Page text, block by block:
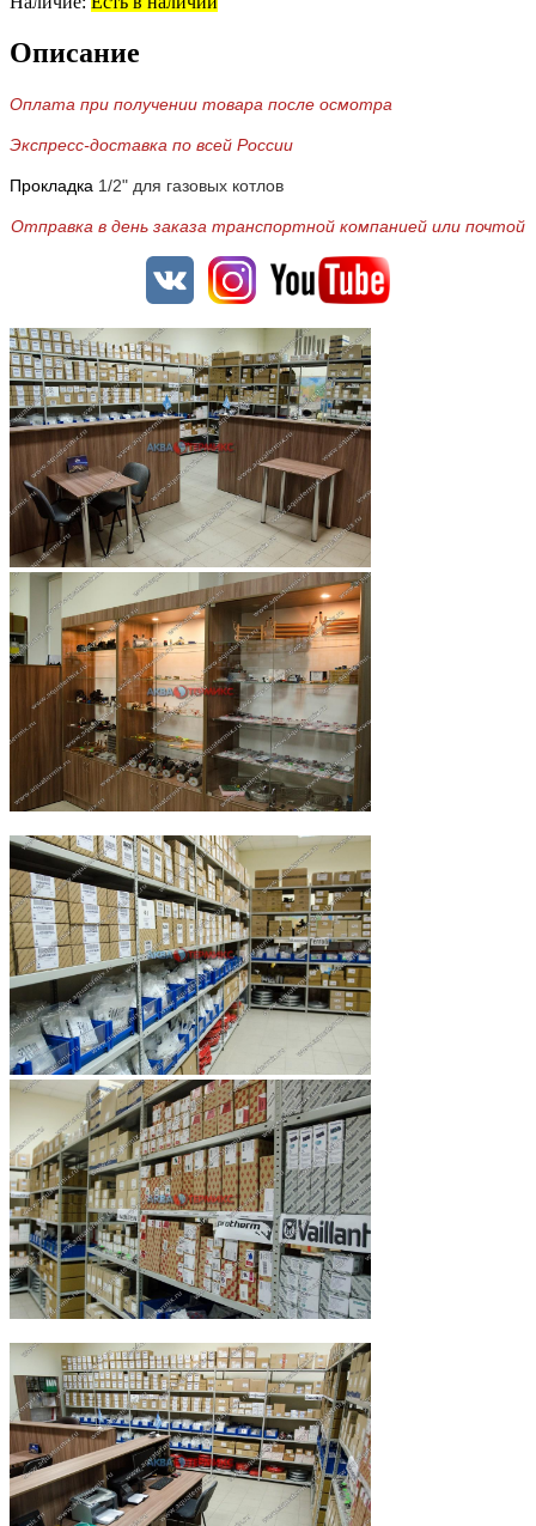
Описание
Оплата при получении товара после осмотра
Экспресс-доставка по всей России
Прокладка 1/2" для газовых котлов
Отправка в день заказа транспортной компанией или почтой